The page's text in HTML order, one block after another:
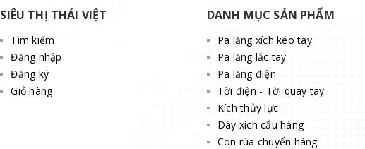
SIÊU THỊ THÁI VIỆT
Tìm kiếm
Đăng nhập
Đăng ký
Giỏ hàng
DANH MỤC SẢN PHẨM
Pa lăng xích kéo tay
Pa lăng lắc tay
Pa lăng điện
Tời điện - Tời quay tay
Kích thủy lực
Dây xích cẩu hàng
Con rùa chuyển hàng